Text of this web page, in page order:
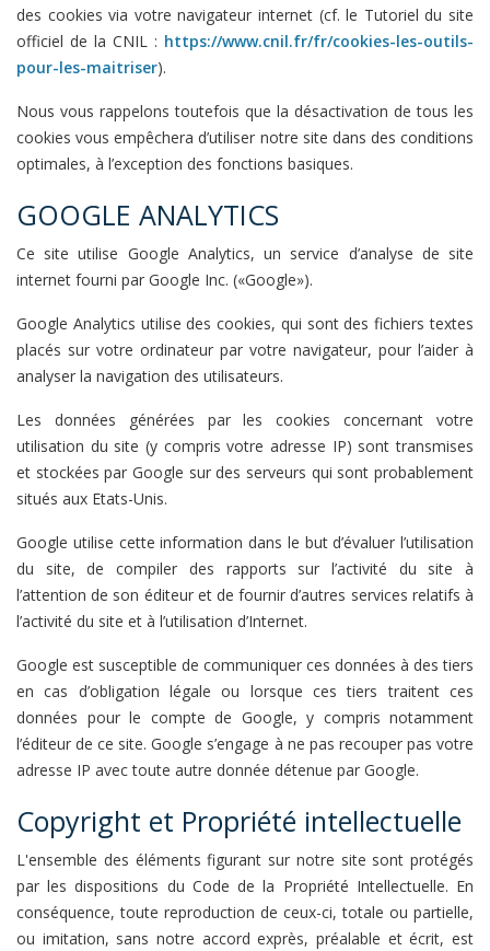
des cookies via votre navigateur internet (cf. le Tutoriel du site
officiel de la CNIL : https://www.cnil.fr/fr/cookies-les-outils-
pour-les-maitriser).
Nous vous rappelons toutefois que la désactivation de tous les
cookies vous empêchera d’utiliser notre site dans des conditions
optimales, à l’exception des fonctions basiques.
GOOGLE ANALYTICS
Ce site utilise Google Analytics, un service d’analyse de site
internet fourni par Google Inc. («Google»).
Google Analytics utilise des cookies, qui sont des fichiers textes
placés sur votre ordinateur par votre navigateur, pour l’aider à
analyser la navigation des utilisateurs.
Les données générées par les cookies concernant votre
utilisation du site (y compris votre adresse IP) sont transmises
et stockées par Google sur des serveurs qui sont probablement
situés aux Etats-Unis.
Google utilise cette information dans le but d’évaluer l’utilisation
du site, de compiler des rapports sur l’activité du site à
l’attention de son éditeur et de fournir d’autres services relatifs à
l’activité du site et à l’utilisation d’Internet.
Google est susceptible de communiquer ces données à des tiers
en cas d’obligation légale ou lorsque ces tiers traitent ces
données pour le compte de Google, y compris notamment
l’éditeur de ce site. Google s’engage à ne pas recouper pas votre
adresse IP avec toute autre donnée détenue par Google.
Copyright et Propriété intellectuelle
L'ensemble des éléments figurant sur notre site sont protégés
par les dispositions du Code de la Propriété Intellectuelle. En
conséquence, toute reproduction de ceux-ci, totale ou partielle,
ou imitation, sans notre accord exprès, préalable et écrit, est